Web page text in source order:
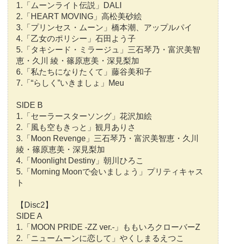
1.「ムーンライト伝説」DALI
2.「HEART MOVING」高松美砂絵
3.「プリンセス・ムーン」橋本潮、アップルパイ
4.「乙女のポリシー」石田よう子
5.「タキシード・ミラージュ」三石琴乃・富沢美智
恵・久川 綾・篠原恵美・深見梨加
6.「私たちになりたくて」藤谷美和子
7.「“らしく”いきましょ」Meu
SIDE B
1.「セーラースターソング」花沢加絵
2.「風も空もきっと」観月ありさ
3.「Moon Revenge」三石琴乃・富沢美智恵・久川
綾・篠原恵美・深見梨加
4.「Moonlight Destiny」朝川ひろこ
5.「Morning Moonで会いましょう」プリティキャス
ト
【Disc2】
SIDE A
1.「MOON PRIDE -ZZ ver.-」ももいろクローバーZ
2.「ニュームーンに恋して」やくしまるえつこ